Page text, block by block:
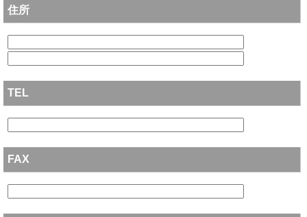
住所
TEL
FAX